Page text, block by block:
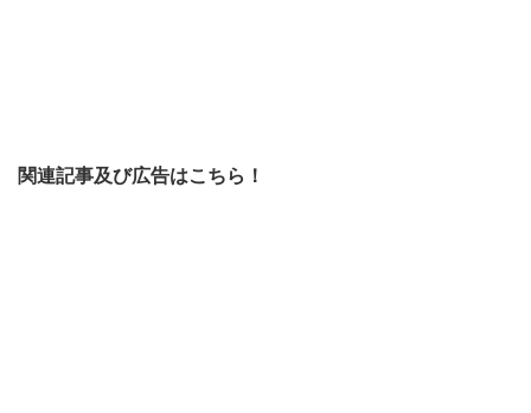
関連記事及び広告はこちら！